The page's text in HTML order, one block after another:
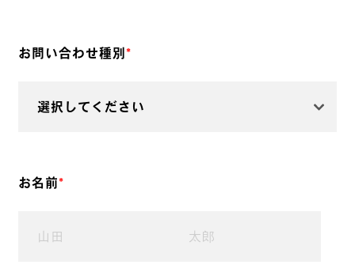
お問い合わせ種別 *
お名前*